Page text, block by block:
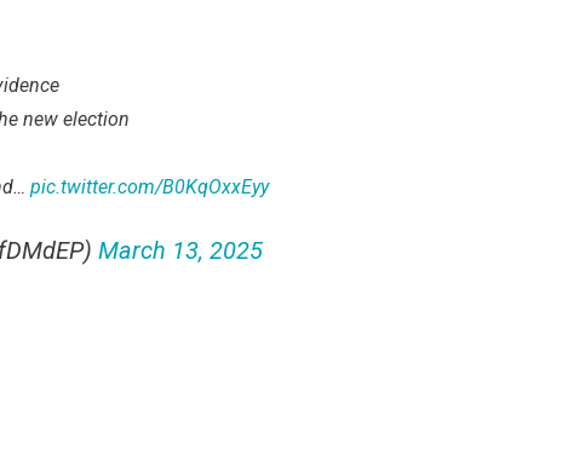
new election
pic.twitter.com/B0KqOxxEyy
March 13, 2025